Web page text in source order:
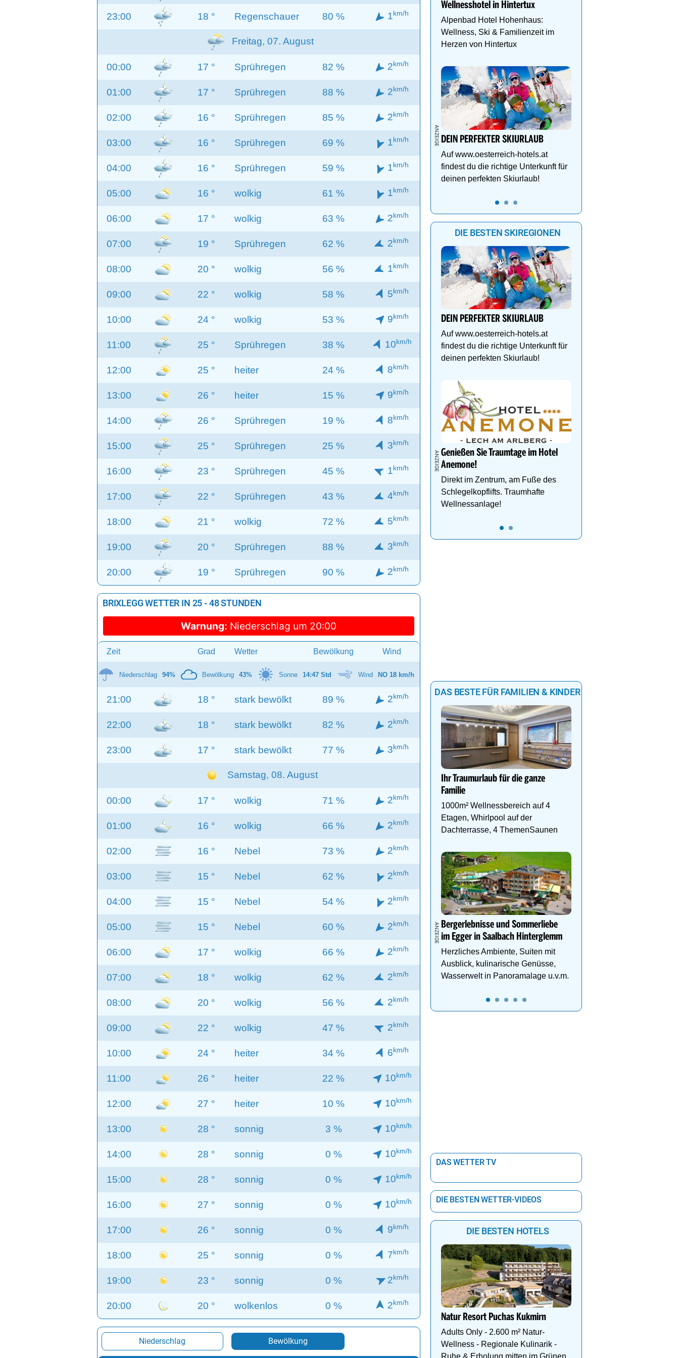
23:00 18 ° Regenschauer 80 % 1km/h
Freitag, 07. August
00:00 17 ° Sprühregen 82 % 2km/h
01:00 17 ° Sprühregen 88 % 2km/h
02:00 16 ° Sprühregen 85 % 2km/h
03:00 16 ° Sprühregen 69 % 1km/h
04:00 16 ° Sprühregen 59 % 1km/h
05:00 16 ° wolkig 61 % 1km/h
06:00 17 ° wolkig 63 % 2km/h
07:00 19 ° Sprühregen 62 % 2km/h
08:00 20 ° wolkig 56 % 1km/h
09:00 22 ° wolkig 58 % 5km/h
10:00 24 ° wolkig 53 % 9km/h
11:00 25 ° Sprühregen 38 % 10km/h
12:00 25 ° heiter 24 % 8km/h
13:00 26 ° heiter 15 % 9km/h
14:00 26 ° Sprühregen 19 % 8km/h
15:00 25 ° Sprühregen 25 % 3km/h
16:00 23 ° Sprühregen 45 % 1km/h
17:00 22 ° Sprühregen 43 % 4km/h
18:00 21 ° wolkig 72 % 5km/h
19:00 20 ° Sprühregen 88 % 3km/h
20:00 19 ° Sprühregen 90 % 2km/h
BRIXLEGG WETTER IN 25 - 48 STUNDEN
Warnung: Niederschlag um 20:00
Zeit Grad Wetter Bewölkung Wind
Niederschlag 94% Bewölkung 43% Sonne 14:47 Std Wind NO 18 km/h
21:00 18 ° stark bewölkt 89 % 2km/h
22:00 18 ° stark bewölkt 82 % 2km/h
23:00 17 ° stark bewölkt 77 % 3km/h
Samstag, 08. August
00:00 17 ° wolkig 71 % 2km/h
01:00 16 ° wolkig 66 % 2km/h
02:00 16 ° Nebel 73 % 2km/h
03:00 15 ° Nebel 62 % 2km/h
04:00 15 ° Nebel 54 % 2km/h
05:00 15 ° Nebel 60 % 2km/h
06:00 17 ° wolkig 66 % 2km/h
07:00 18 ° wolkig 62 % 2km/h
08:00 20 ° wolkig 56 % 2km/h
09:00 22 ° wolkig 47 % 2km/h
10:00 24 ° heiter 34 % 6km/h
11:00 26 ° heiter 22 % 10km/h
12:00 27 ° heiter 10 % 10km/h
13:00 28 ° sonnig 3 % 10km/h
14:00 28 ° sonnig 0 % 10km/h
15:00 28 ° sonnig 0 % 10km/h
16:00 27 ° sonnig 0 % 10km/h
17:00 26 ° sonnig 0 % 9km/h
18:00 25 ° sonnig 0 % 7km/h
19:00 23 ° sonnig 0 % 2km/h
20:00 20 ° wolkenlos 0 % 2km/h
Niederschlag Bewölkung
Wellnesshotel in Hintertux
Alpenbad Hotel Hohenhaus:
Wellness, Ski & Familienzeit im
Herzen von Hintertux
DEIN PERFEKTER SKIURLAUB
Auf www.oesterreich-hotels.at
findest du die richtige Unterkunft für
deinen perfekten Skiurlaub!
DIE BESTEN SKIREGIONEN
DEIN PERFEKTER SKIURLAUB
Auf www.oesterreich-hotels.at
findest du die richtige Unterkunft für
deinen perfekten Skiurlaub!
Genießen Sie Traumtage im Hotel
Anemone!
Direkt im Zentrum, am Fuße des
Schlegelkopflifts. Traumhafte
Wellnessanlage!
DAS BESTE FÜR FAMILIEN & KINDER
Ihr Traumurlaub für die ganze
Familie
1000m² Wellnessbereich auf 4
Etagen, Whirlpool auf der
Dachterrasse, 4 ThemenSaunen
Bergerlebnisse und Sommerliebe
im Egger in Saalbach Hinterglemm
Herzliches Ambiente, Suiten mit
Ausblick, kulinarische Genüsse,
Wasserwelt in Panoramalage u.v.m.
DAS WETTER TV
DIE BESTEN WETTER-VIDEOS
DIE BESTEN HOTELS
Natur Resort Puchas Kukmirn
Adults Only - 2.600 m² Natur-
Wellness - Regionale Kulinarik -